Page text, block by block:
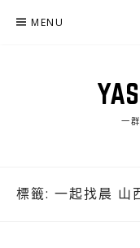
MENU
一
標籤: 一起找晨 山